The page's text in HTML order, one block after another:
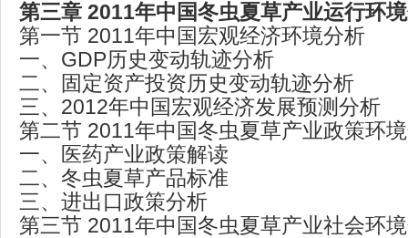
第三章 2011年中国冬虫夏草产业运行环
第一节 2011年中国宏观经济环境分析
一、GDP历史变动轨迹分析
二、固定资产投资历史变动轨迹分析
三、2012年中国宏观经济发展预测分析
第二节 2011年中国冬虫夏草产业政策环
一、医药产业政策解读
二、冬虫夏草产品标准
三、进出口政策分析
第三节 2011年中国冬虫夏草产业社会环